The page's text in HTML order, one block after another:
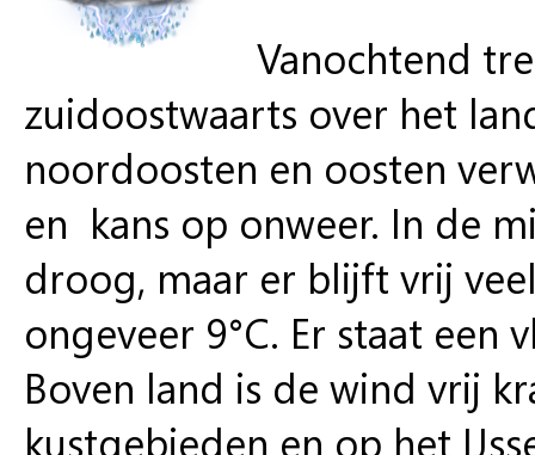
Vanochtend
zuidoostwaarts over het
noordoosten en oosten
en kans op onweer. In de
droog, maar er blijft vrij
ongeveer 9°C. Er staat
Boven land is de wind vrij
kustgebieden en op het